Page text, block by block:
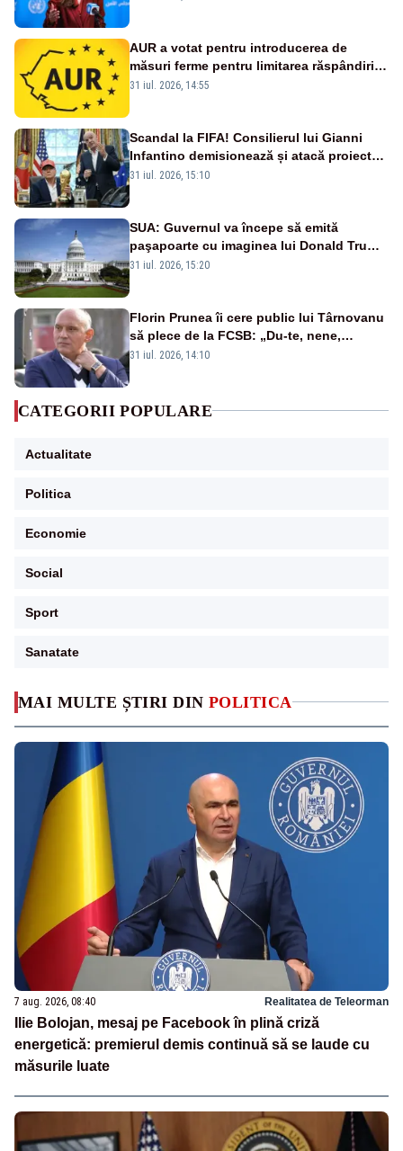
MAI MULTE ȘTIRI DIN POLITICA
7 aug. 2026, 08:40 Realitatea de Teleorman
Ilie Bolojan, mesaj pe Facebook în plină criză
energetică: premierul demis continuă să se laude cu
măsurile luate
AUR a votat pentru introducerea de
măsuri ferme pentru limitarea răspândirii
virusului pestei porcine africane
31 iul. 2026, 14:55
Scandal la FIFA! Consilierul lui Gianni
Infantino demisionează și atacă proiectul
privind investitorii străini
31 iul. 2026, 15:10
SUA: Guvernul va începe să emită
paşapoarte cu imaginea lui Donald Trump
începând cu 8 august
31 iul. 2026, 15:20
Florin Prunea îi cere public lui Târnovanu
să plece de la FCSB: „Du-te, nene,
învârtindu-te!”
31 iul. 2026, 14:10
CATEGORII POPULARE
Actualitate
Politica
Economie
Social
Sport
Sanatate